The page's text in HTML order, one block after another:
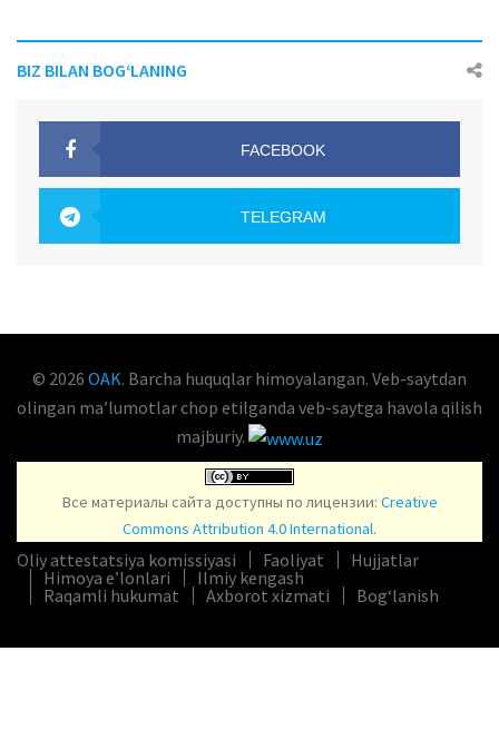
BIZ BILAN BOG‘LANING
FACEBOOK
TELEGRAM
© 2026 OAK. Barcha huquqlar himoyalangan. Veb-saytdan
olingan maʼlumotlar chop etilganda veb-saytga havola qilish
majburiy.
Все материалы сайта доступны по лицензии: Creative
Commons Attribution 4.0 International.
Oliy attestatsiya komissiyasi Faoliyat
Hujjatlar
Himoya e’lonlari
Ilmiy kengash
Raqamli hukumat
Axborot xizmati Bog‘lanish